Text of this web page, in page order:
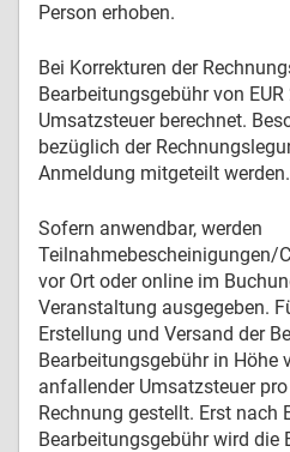
Person erhoben.
Bei Korrekturen der
Bearbeitungsgebühr von
Umsatzsteuer berechnet.
bezüglich der
Anmeldung mitgeteilt werden.
Sofern anwendbar, werden
Teilnahmebescheinigungen/
vor Ort oder online im
Veranstaltung ausgegeben.
Erstellung und Versand der
Bearbeitungsgebühr in Höhe
anfallender Umsatzsteuer
Rechnung gestellt. Erst nach
Bearbeitungsgebühr wird die